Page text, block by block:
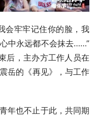
会牢牢记住你的脸，我
中永远都不会抹去……”
后，主办方工作人员在
岳的《再见》，与工作
年也不止于此，共同期